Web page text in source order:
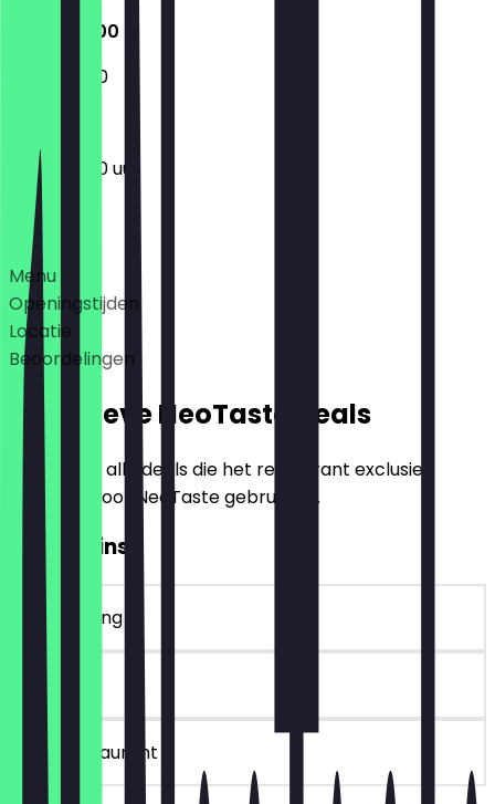
11:30 - 23:00
11:30 - 22:00
11:30 - 23:00 uur
Deals
Menu
Openingstijden
Locatie
Beoordelingen
Exclusieve NeoTaste Deals
Hier vind je alle deals die het restaurant exclusief
aanbiedt voor NeoTaste gebruikers.
2voor1 Pinsa
~€ 16 korting
90 dagen
in het restaurant